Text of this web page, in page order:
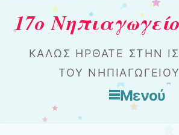
17ο
ΚΑΛΏΣ ΉΡΘΑΤΕ ΣΤΗΝ
ΤΟΥ
Μενού
Μετάβαση στο περιεχόμενο